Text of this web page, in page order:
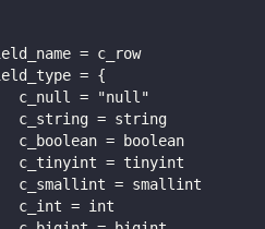
= c_row
= {
c_null = "null"
c_string = string
c_boolean = boolean
c_tinyint = tinyint
c_smallint = smallint
c_int = int